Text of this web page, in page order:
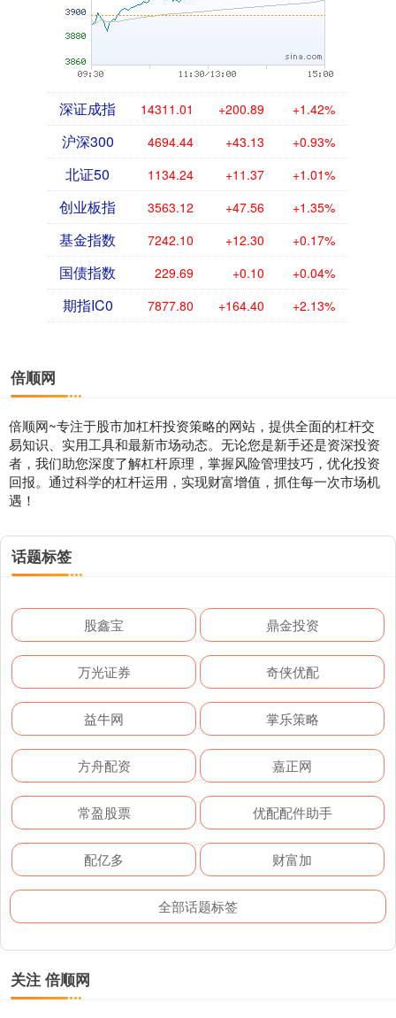
深证成指 14311.01 +200.89 +1.42%
沪深300 4694.44 +43.13 +0.93%
北证50 1134.24 +11.37 +1.01%
创业板指 3563.12 +47.56 +1.35%
基金指数 7242.10 +12.30 +0.17%
国债指数 229.69 +0.10 +0.04%
期指IC0 7877.80 +164.40 +2.13%
倍顺网
倍顺网~专注于股市加杠杆投资策略的网站，提供全面的杠杆交
易知识、实用工具和最新市场动态。无论您是新手还是资深投资
者，我们助您深度了解杠杆原理，掌握风险管理技巧，优化投资
回报。通过科学的杠杆运用，实现财富增值，抓住每一次市场机
遇！
话题标签
股鑫宝 鼎金投资
万光证券 奇侠优配
益牛网 掌乐策略
方舟配资 嘉正网
常盈股票 优配配件助手
配亿多 财富加
全部话题标签
关注 倍顺网